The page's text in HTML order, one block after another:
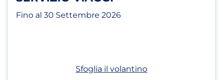
Fino al 30 Settembre 2026
Sfoglia il volantino(apri in un nuovo